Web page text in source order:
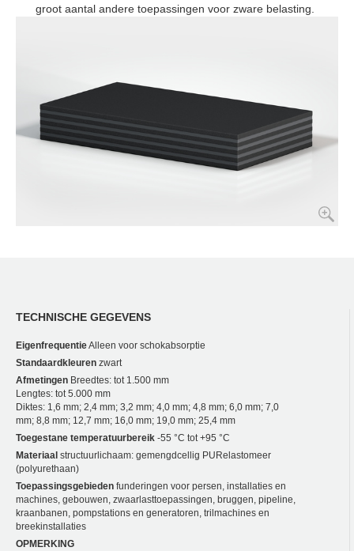
groot aantal andere toepassingen voor zware belasting.
TECHNISCHE GEGEVENS
EigenfrequentieAlleen voor schokabsorptie
Standaardkleuren zwart
Afmetingen Breedtes: tot 1.500 mm
Lengtes: tot 5.000 mm
Diktes: 1,6 mm; 2,4 mm; 3,2 mm; 4,0 mm; 4,8 mm; 6,0 mm; 7,0
mm; 8,8 mm; 12,7 mm; 16,0 mm; 19,0 mm; 25,4 mm
Toegestane temperatuurbereik -55 °C tot +95 °C
Materiaal structuurlichaam: gemengdcellig PUR­elastomeer
(polyurethaan)
Toepassingsgebieden funderingen voor persen, installaties en
machines, gebouwen, zwaarlasttoepassingen, bruggen, pipeline,
kraanbanen, pompstations en generatoren, trilmachines en
breekinstallaties
OPMERKING